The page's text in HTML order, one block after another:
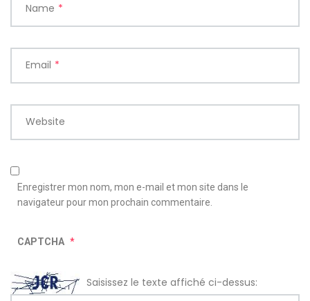
Name *
Email *
Website
Enregistrer mon nom, mon e-mail et mon site dans le
navigateur pour mon prochain commentaire.
CAPTCHA *
Saisissez le texte affiché ci-dessus: